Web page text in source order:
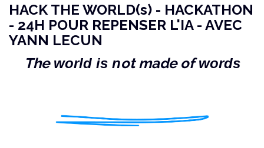
HACK THE WORLD(s) - HACKATHON
- 24H POUR REPENSER L'IA - AVEC
YANN LECUN
Theworld is not made ofwords